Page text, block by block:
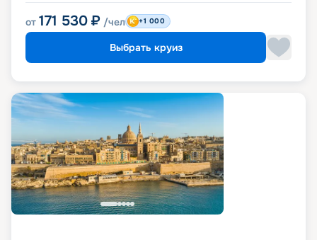
от 171 530 ₽ /чел +1 000
Выбрать круиз